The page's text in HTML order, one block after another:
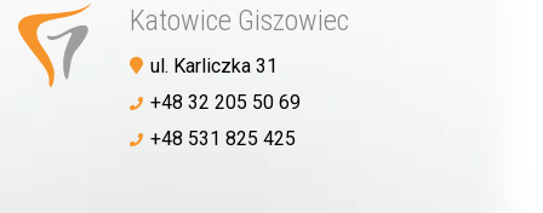
Katowice Giszowiec
ul. Karliczka 31
+48 32 205 50 69
+48 531 825 425